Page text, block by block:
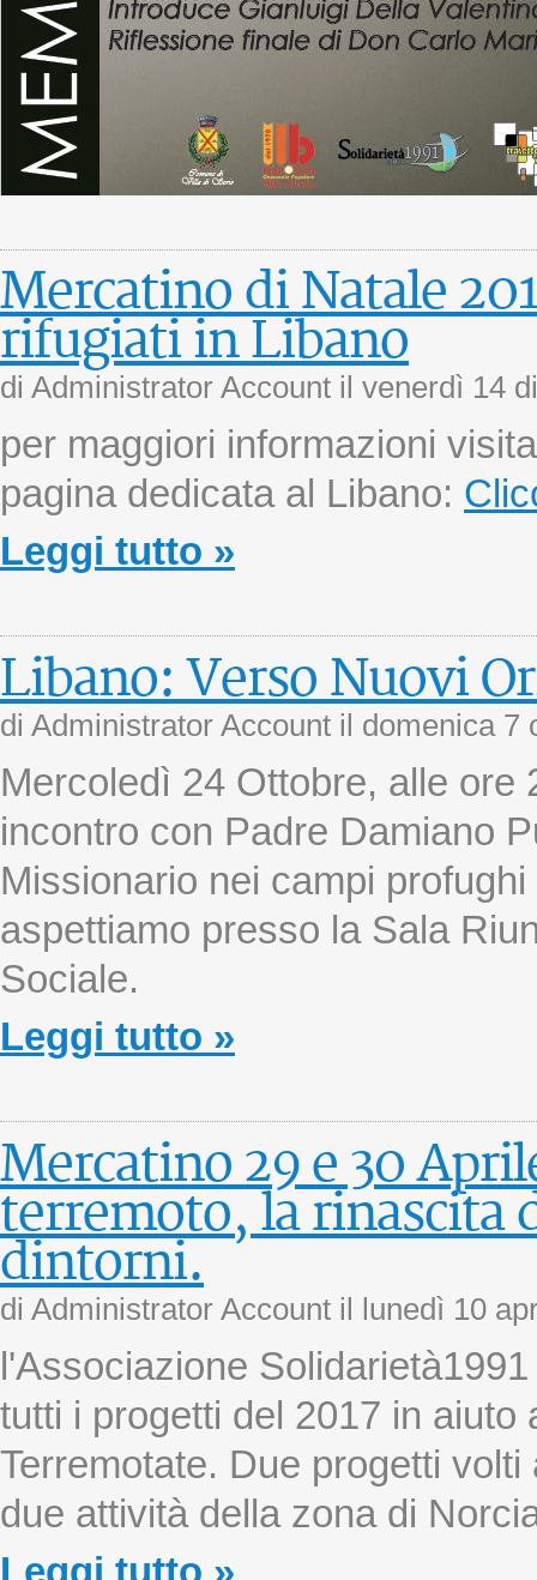
Mercatino di Natale
rifugiati in Libano
di Administrator Account il venerdì 14
per maggiori informazioni
pagina dedicata al Libano:
Leggi tutto »
Libano: Verso Nuovi
di Administrator Account il domenica 7
Mercoledì 24 Ottobre, alle ore
incontro con Padre Damiano
Missionario nei campi
aspettiamo presso la Sala
Sociale.
Leggi tutto »
Mercatino 29 e 30
terremoto, la rinascita
dintorni.
di Administrator Account il lunedì 10
l'Associazione
tutti i progetti del 2017 in aiuto
Terremotate. Due progetti volti
due attività della zona di